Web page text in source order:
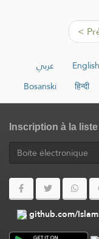
<
عربي English
Bosanski
हिन्दी
Inscription à la
github.com/